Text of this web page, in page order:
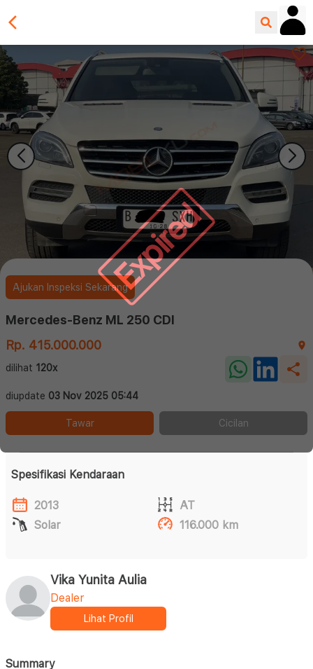
Expired
Ajukan Inspeksi Sekarang
Mercedes-Benz ML 250 CDI
Rp. 415.000.000
dilihat 120x
diupdate 03 Nov 2025 05:44
Tawar Cicilan
Spesifikasi Kendaraan
2013
AT
Solar
116.000 km
Vika Yunita Aulia
Dealer
Lihat Profil
Summary